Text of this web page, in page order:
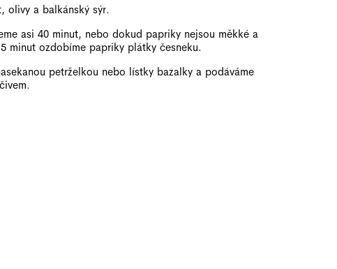
olivy a balkánský sýr.
asi 40 minut, nebo dokud papriky nejsou měkké a
minut ozdobíme papriky plátky česneku.
petrželkou nebo lístky bazalky a podáváme